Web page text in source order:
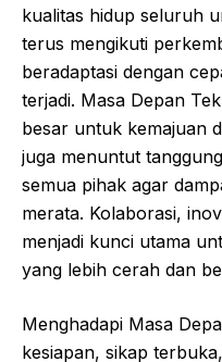
kualitas hidup seluruh
terus mengikuti
beradaptasi dengan
terjadi. Masa Depan
besar untuk kemajuan
juga menuntut
semua pihak agar
merata. Kolaborasi,
menjadi kunci utama
yang lebih cerah dan
Menghadapi Masa
kesiapan, sikap